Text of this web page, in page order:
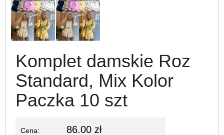
Komplet damskie Roz
Standard, Mix Kolor
Paczka 10 szt
Cena: 86.00 zł